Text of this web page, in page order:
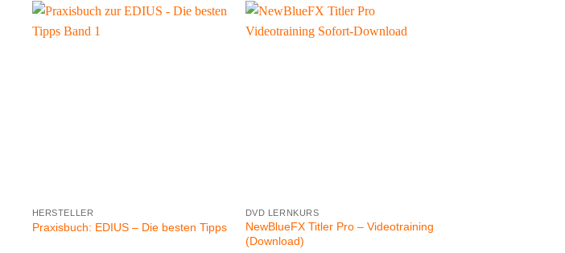
HERSTELLER
Praxisbuch: EDIUS – Die besten Tipps
DVD LERNKURS
NewBlueFX Titler Pro – Videotraining
(Download)